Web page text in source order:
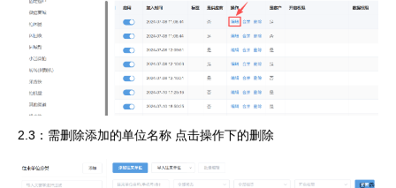
2.3：需删除添加的单位名称 点击操作下的删除